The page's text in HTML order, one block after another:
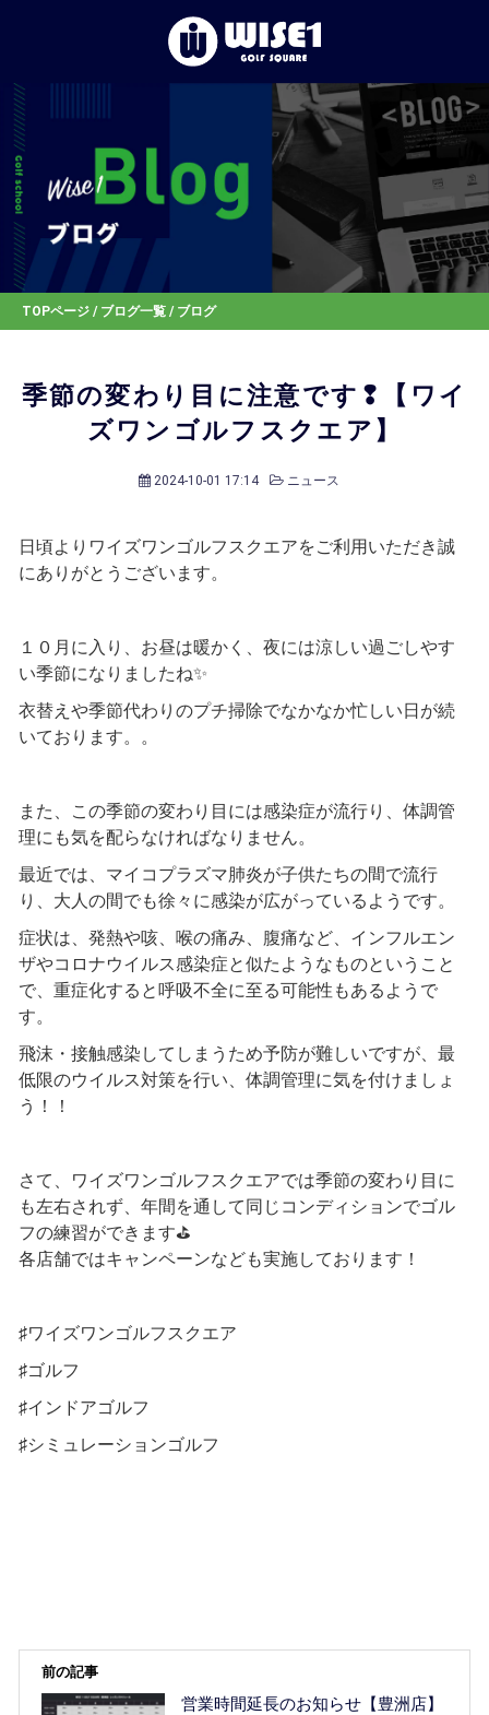
初めての⽅へ
体験レッスン
店舗一覧
お知らせ
会員様メニュー
採用情報
TOPページ / ブログ一覧 / ブログ
季節の変わり目に注意です❢【ワイ
ズワンゴルフスクエア】
2024-10-01 17:14 ニュース
日頃よりワイズワンゴルフスクエアをご利用いただき誠
にありがとうございます。
１０月に入り、お昼は暖かく、夜には涼しい過ごしやす
い季節になりましたね✨
衣替えや季節代わりのプチ掃除でなかなか忙しい日が続
いております。。
また、この季節の変わり目には感染症が流行り、体調管
理にも気を配らなければなりません。
最近では、マイコプラズマ肺炎が子供たちの間で流行
り、大人の間でも徐々に感染が広がっているようです。
症状は、発熱や咳、喉の痛み、腹痛など、インフルエン
ザやコロナウイルス感染症と似たようなものということ
で、重症化すると呼吸不全に至る可能性もあるようで
す。
飛沫・接触感染してしまうため予防が難しいですが、最
低限のウイルス対策を行い、体調管理に気を付けましょ
う！！
さて、ワイズワンゴルフスクエアでは季節の変わり目に
も左右されず、年間を通して同じコンディションでゴル
フの練習ができます⛳
各店舗ではキャンペーンなども実施しております！
♯ワイズワンゴルフスクエア
♯ゴルフ
♯インドアゴルフ
♯シミュレーションゴルフ
前の記事
営業時間延長のお知らせ【豊洲店】